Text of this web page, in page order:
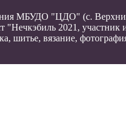
МБУДО "ЦДО" (с.
2021,
шитье, вязание,